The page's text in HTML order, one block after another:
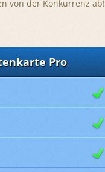
von der Konkurrenz ab!
Pro